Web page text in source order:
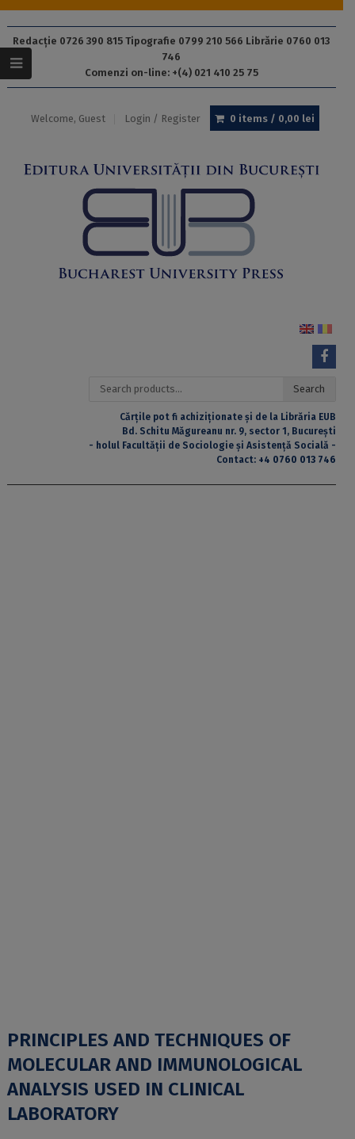
Redacție 0726 390 815 Tipografie 0799 210 566 Librărie 0760 013
746
Comenzi on-line: +(4) 021 410 25 75
Welcome, Guest Login / Register 0 items / 0,00 lei
Search
Search
Cărțile pot fi achiziționate și de la Librăria EUB
Bd. Schitu Măgureanu nr. 9, sector 1, București
- holul Facultății de Sociologie și Asistență Socială -
Contact: +4 0760 013 746
PRINCIPLES AND TECHNIQUES OF
MOLECULAR AND IMMUNOLOGICAL
ANALYSIS USED IN CLINICAL
LABORATORY